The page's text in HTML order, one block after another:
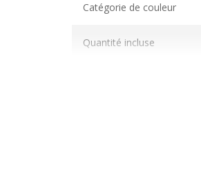
Catégorie de couleur
Quantité incluse